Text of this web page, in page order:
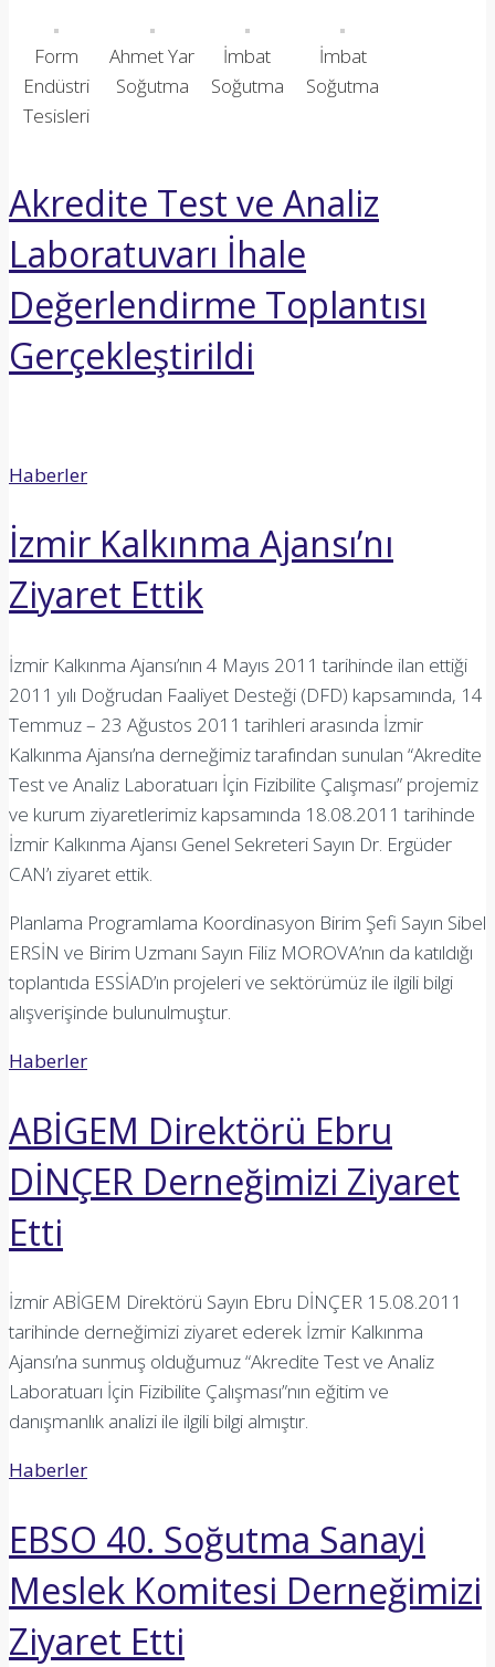
Form
Endüstri
Tesisleri
Ahmet Yar
Soğutma
İmbat
Soğutma
İmbat
Soğutma
Akredite Test ve Analiz
Laboratuvarı İhale
Değerlendirme Toplantısı
Gerçekleştirildi
Haberler
İzmir Kalkınma Ajansı’nı
Ziyaret Ettik
İzmir Kalkınma Ajansı’nın 4 Mayıs 2011 tarihinde ilan ettiği
2011 yılı Doğrudan Faaliyet Desteği (DFD) kapsamında, 14
Temmuz – 23 Ağustos 2011 tarihleri arasında İzmir
Kalkınma Ajansı’na derneğimiz tarafından sunulan “Akredite
Test ve Analiz Laboratuarı İçin Fizibilite Çalışması” projemiz
ve kurum ziyaretlerimiz kapsamında 18.08.2011 tarihinde
İzmir Kalkınma Ajansı Genel Sekreteri Sayın Dr. Ergüder
CAN’ı ziyaret ettik.
Planlama Programlama Koordinasyon Birim Şefi Sayın Sibel
ERSİN ve Birim Uzmanı Sayın Filiz MOROVA’nın da katıldığı
toplantıda ESSİAD’ın projeleri ve sektörümüz ile ilgili bilgi
alışverişinde bulunulmuştur.
Haberler
ABİGEM Direktörü Ebru
DİNÇER Derneğimizi Ziyaret
Etti
İzmir ABİGEM Direktörü Sayın Ebru DİNÇER 15.08.2011
tarihinde derneğimizi ziyaret ederek İzmir Kalkınma
Ajansı’na sunmuş olduğumuz “Akredite Test ve Analiz
Laboratuarı İçin Fizibilite Çalışması”nın eğitim ve
danışmanlık analizi ile ilgili bilgi almıştır.
Haberler
EBSO 40. Soğutma Sanayi
Meslek Komitesi Derneğimizi
Ziyaret Etti